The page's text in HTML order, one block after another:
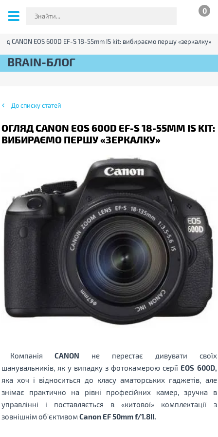
0
CANON EOS 600D EF-S 18-55mm IS kit: вибираємо першу «зеркалку»
BRAIN-БЛОГ
До списку статей
ОГЛЯД CANON EOS 600D EF-S 18-55MM IS KIT:
ВИБИРАЄМО ПЕРШУ «ЗЕРКАЛКУ»
КомпаніяCANON не перестає дивувати своїх
шанувальників, як у випадку з фотокамерою серії EOS 600D,
яка хоч і відноситься до класу аматорських гаджетів, але
знімає практично на рівні професійних камер, зручна в
управлінні і поставляється в «китової» комплектації з
зовнішнім об'єктивомCanon EF 50mm f/1.8II.